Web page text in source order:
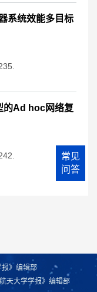
系统效能多目标
的Ad hoc网络复
常见
问答
》编辑部
天大学学报》编辑部